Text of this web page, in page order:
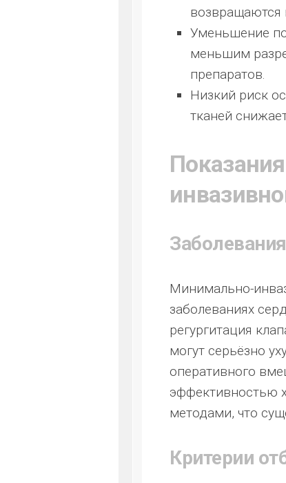
возвращаются
Уменьшение
меньшим
препаратов.
Низкий риск
тканей
Минимально-
заболеваниях
регургитация
могут серьёзно
оперативного
эффективностью
методами, что
Критерии